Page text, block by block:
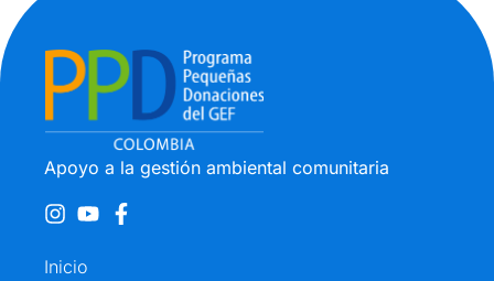
Apoyo a la gestión ambiental comunitaria
Inicio